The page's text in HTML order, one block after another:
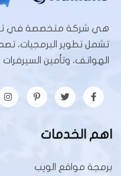
هي شركة متخصصة في
تشمل تطوير البرمجيات،
الهواتف، وتأمين السيرفرات
اهم الخدمات
برمجة مواقع الويب